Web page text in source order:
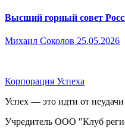
Высший горный совет
Михаил Соколов 25.05.2026
Корпорация Успеха
Успех — это идти от неудачи
Учредитель ООО "Клуб